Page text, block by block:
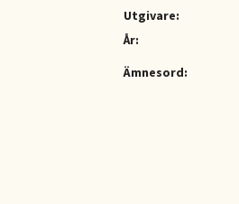
Utgivare:
År:
Ämnesord: